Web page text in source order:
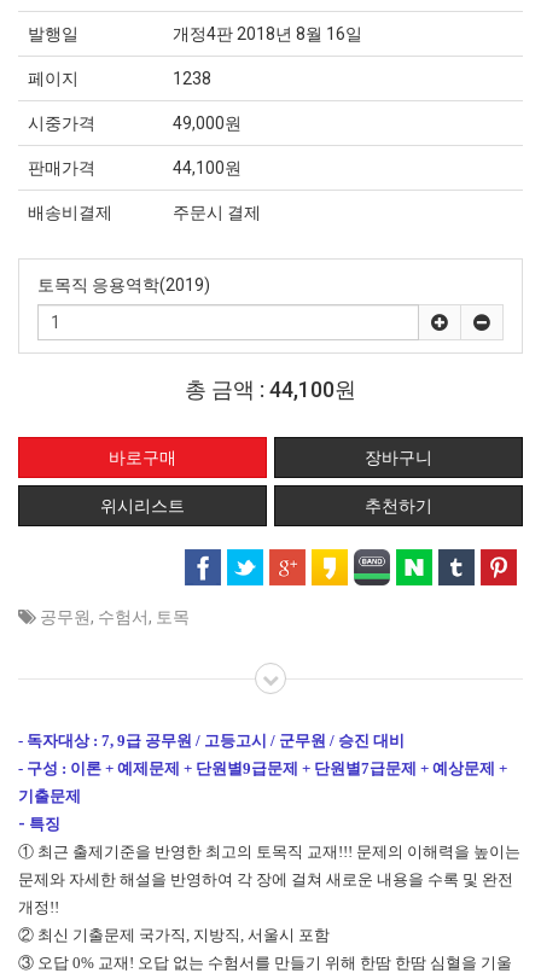
발행일 개정4판 2018년 8월 16일
페이지 1238
시중가격 49,000원
판매가격 44,100원
배송비결제 주문시 결제
토목직 응용역학(2019)
총 금액 : 44,100원
위시리스트 추천하기
공무원, 수험서, 토목
- 독자대상 : 7, 9급 공무원 / 고등고시 / 군무원 / 승진 대비
- 구성 : 이론 + 예제문제 + 단원별9급문제 + 단원별7급문제 + 예상문제 +
기출문제
- 특징
① 최근 출제기준을 반영한 최고의 토목직 교재!!! 문제의 이해력을 높이는
문제와 자세한 해설을 반영하여 각 장에 걸쳐 새로운 내용을 수록 및 완전
개정!!
② 최신 기출문제 국가직, 지방직, 서울시 포함
③ 오답 0% 교재! 오답 없는 수험서를 만들기 위해 한땀 한땀 심혈을 기울